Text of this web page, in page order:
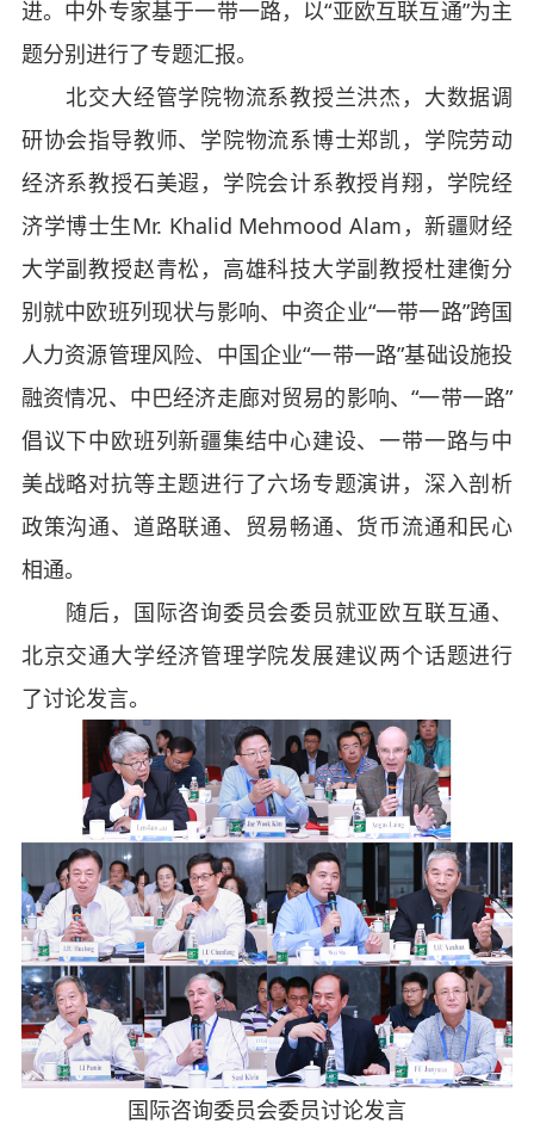
进。中外专家基于一带一路，以“亚欧互联互通”为主
题分别进行了专题汇报。
北交大经管学院物流系教授兰洪杰，大数据调
研协会指导教师、学院物流系博士郑凯，学院劳动
经济系教授石美遐，学院会计系教授肖翔，学院经
济学博士生Mr. Khalid Mehmood Alam，新疆财经
大学副教授赵青松，高雄科技大学副教授杜建衡分
别就中欧班列现状与影响、中资企业“一带一路”跨国
人力资源管理风险、中国企业“一带一路”基础设施投
融资情况、中巴经济走廊对贸易的影响、“一带一路”
倡议下中欧班列新疆集结中心建设、一带一路与中
美战略对抗等主题进行了六场专题演讲，深入剖析
政策沟通、道路联通、贸易畅通、货币流通和民心
相通。
随后，国际咨询委员会委员就亚欧互联互通、
北京交通大学经济管理学院发展建议两个话题进行
了讨论发言。
国际咨询委员会委员讨论发言